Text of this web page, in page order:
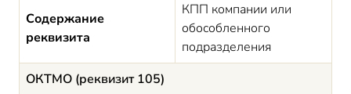
Содержание
реквизита
КПП компании или
обособленного
подразделения
ОКТМО (реквизит 105)